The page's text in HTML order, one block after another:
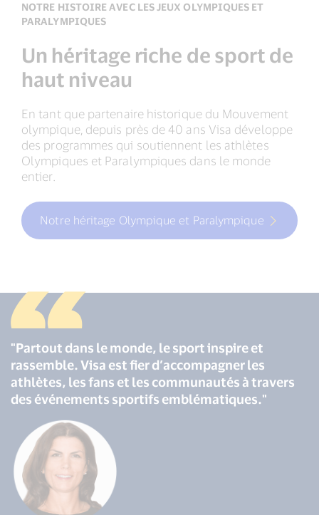
NOTRE HISTOIRE AVEC LES JEUX OLYMPIQUES ET
PARALYMPIQUES
Un héritage riche de sport de
haut niveau
En tant que partenaire historique du Mouvement
olympique, depuis près de 40 ans Visa développe
des programmes qui soutiennent les athlètes
Olympiques et Paralympiques dans le monde
entier.
Notre héritage Olympique et Paralympique
"Partout dans le monde, le sport inspire et
rassemble. Visa est fier d’accompagner les
athlètes, les fans et les communautés à travers
des événements sportifs emblématiques."